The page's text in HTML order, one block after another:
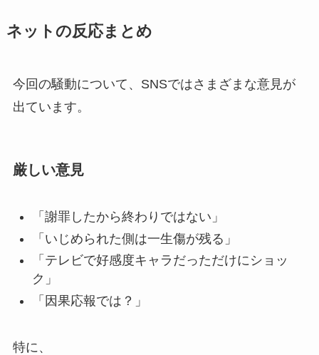
ネットの反応まとめ
今回の騒動について、SNSではさまざまな意見が
出ています。
厳しい意見
「謝罪したから終わりではない」
「いじめられた側は一生傷が残る」
「テレビで好感度キャラだっただけにショッ
ク」
「因果応報では？」
特に、